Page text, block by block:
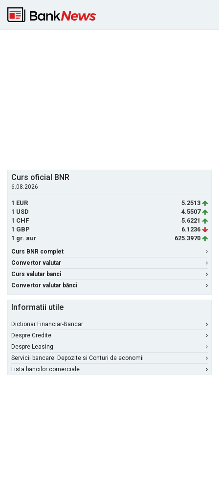
Curs oficial BNR
6.08.2026
1 EUR
5.2513
1 USD
4.5507
1 CHF
5.6221
1 GBP
6.1236
1 gr. aur
625.3970
Curs BNR complet
Convertor valutar
Curs valutar banci
Convertor valutar bănci
Informatii utile
Dictionar Financiar-Bancar
Despre Credite
Despre Leasing
Servicii bancare: Depozite si Conturi de economii
Lista bancilor comerciale